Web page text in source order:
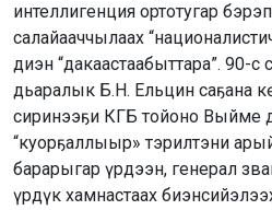
интеллигенция ортотугар
салайааччылаах
диэн “дакаастаабыттара”. 90-
дьаралык Б.Н. Ельцин саҕана
сиринээҕи КГБ тойоно Выйме
“куорҕаллыыр» тэрилтэни
барарыгар үрдээн, генерал
үрдүк хамнастаах